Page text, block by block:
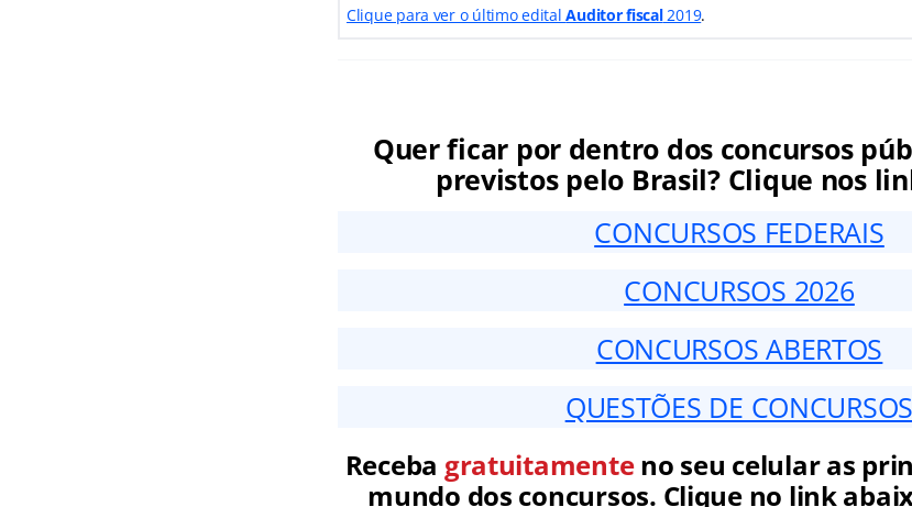
Clique para ver o último editalAuditor fiscal2019.
Quer ficar por dentro dos concursos
previstos pelo Brasil? Clique nos
CONCURSOS FEDERAIS
CONCURSOS 2026
CONCURSOS ABERTOS
QUESTÕES DE CONCURSOS
Receba gratuitamenteno seu celular as
mundo dos concursos. Clique no link